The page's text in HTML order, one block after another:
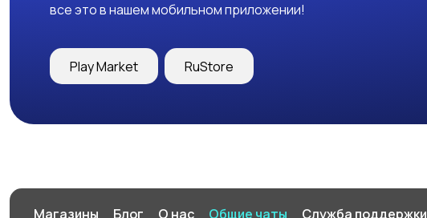
все это в нашем мобильном приложении!
Play Market RuStore
Магазины Блог О нас Общие чаты Служба поддержки